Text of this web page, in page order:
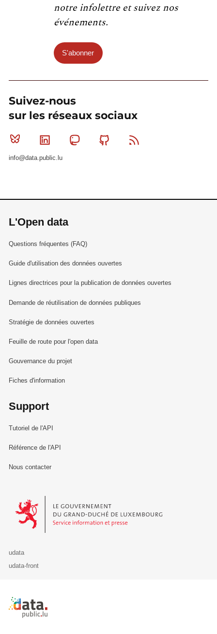
notre infolettre et suivez nos
événements.
S'abonner
Suivez-nous
sur les réseaux sociaux
Bluesky Linkedin MastodonGithub
info@data.public.lu
L'Open data
Questions fréquentes (FAQ)
Guide d'utilisation des données ouvertes
Lignes directrices pour la publication de données ouvertes
Demande de réutilisation de données publiques
Stratégie de données ouvertes
Feuille de route pour l'open data
Gouvernance du projet
Fiches d'information
Support
Tutoriel de l'API
Référence de l'API
Nous contacter
Le Gouvernement du Grand-Duché de Luxembourg - Service
udata
udata-front
Retour à l'accueil de data.public.lu